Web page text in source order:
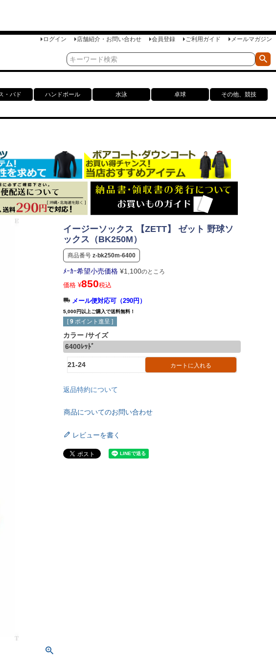
ログイン 店舗紹介・お問い合わせ 会員登録 ご利用ガイド メールマガジン
・バド ハンドボール 水泳 卓球
その他、競技
イージーソックス 【ZETT】 ゼット 野球ソ
ックス（BK250M）
商品番号 z-bk250m-6400
ﾒｰｶｰ希望小売価格 ¥1,100のところ
価格 ¥850税込
メール便対応可（290円）
5,000円以上ご購入で送料無料！
[ 9 ポイント進呈 ]
カラー サイズ
6400ﾚｯﾄﾞ
21-24 カートに入れる
返品特約について
商品についてのお問い合わせ
レビューを書く